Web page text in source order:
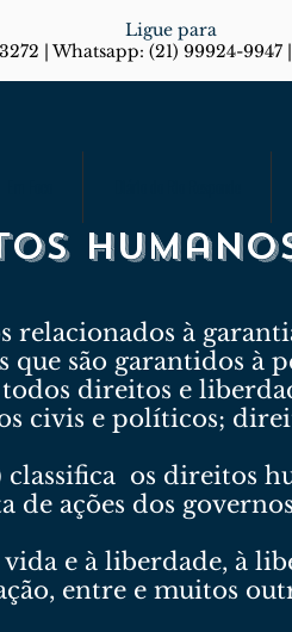
Ligue para
| Whatsapp: (21) 99924-9947
à
são garantidos à
direitos e
civis e políticos;
classifica os direitos
de ações dos
e à liberdade, à
entre e muitos